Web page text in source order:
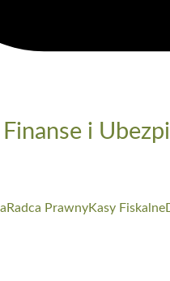
Finanse i
Radca PrawnyKasy Fiskalne